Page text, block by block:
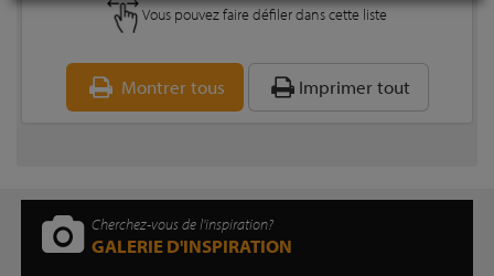
Vous pouvez faire défiler dans cette liste
Montrer tous Imprimer tout
Cherchez-vous de l'inspiration?
GALERIE D'INSPIRATION